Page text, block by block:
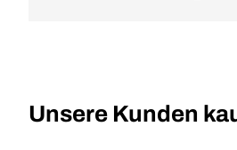
Unsere Kunden